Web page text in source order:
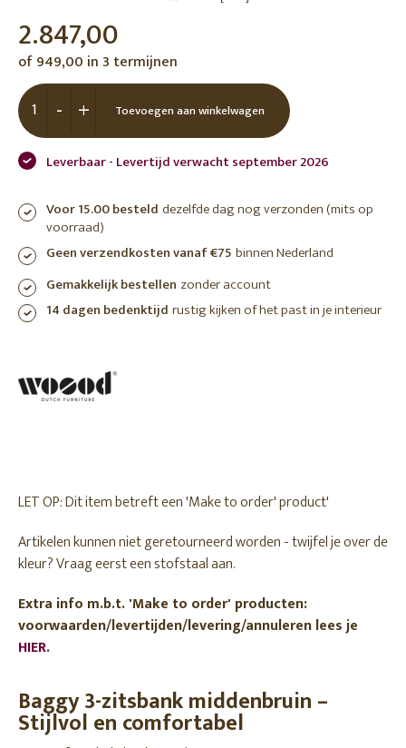
2.847,00
of 949,00 in 3 termijnen
+
- Toevoegen aan winkelwagen
Leverbaar - Levertijd verwacht september 2026
Voor 15.00 besteld dezelfde dag nog verzonden (mits op
voorraad)
Geen verzendkosten vanaf €75 binnen Nederland
Gemakkelijk bestellen zonder account
14 dagen bedenktijd rustig kijken of het past in je interieur
LET OP: Dit item betreft een 'Make to order' product'
Artikelen kunnen niet geretourneerd worden - twijfel je over de
kleur? Vraag eerst een stofstaal aan.
Extra info m.b.t. 'Make to order' producten:
voorwaarden/levertijden/levering/annuleren lees je
HIER.
Baggy 3-zitsbank middenbruin –
Stijlvol en comfortabel